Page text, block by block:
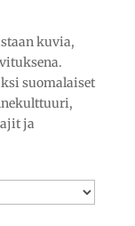
kuvia,
suomalaiset
ja